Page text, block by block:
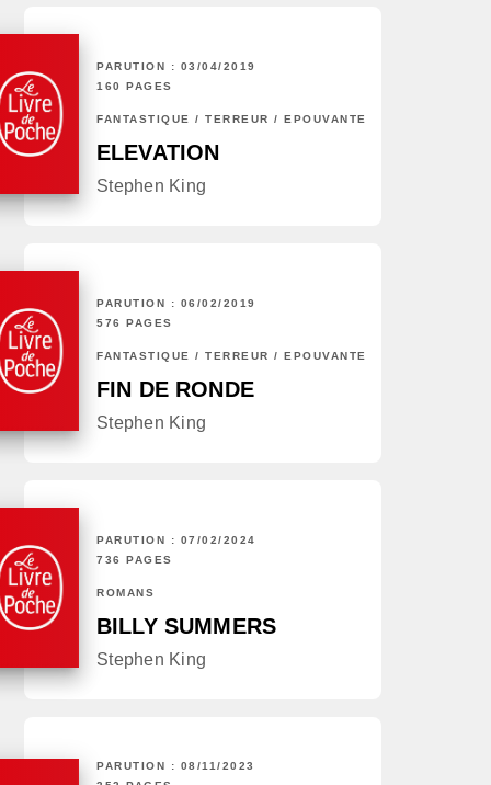
PARUTION : 03/04/2019
160 PAGES
FANTASTIQUE / TERREUR / EPOUVANTE
ELEVATION
Stephen King
PARUTION : 06/02/2019
576 PAGES
FANTASTIQUE / TERREUR / EPOUVANTE
FIN DE RONDE
Stephen King
PARUTION : 07/02/2024
736 PAGES
ROMANS
BILLY SUMMERS
Stephen King
PARUTION : 08/11/2023